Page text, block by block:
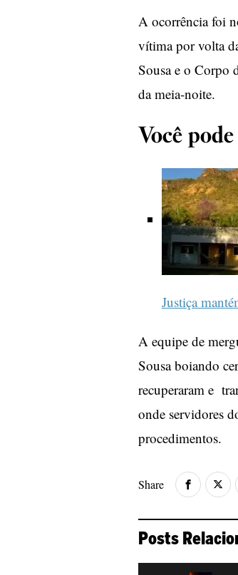
A ocorrência foi
vítima por volta
Sousa e o Corpo
da meia-noite.
Você
Justiça
A equipe de
Sousa boiando
recuperaram e
onde servidores
procedimentos.
Share
Posts